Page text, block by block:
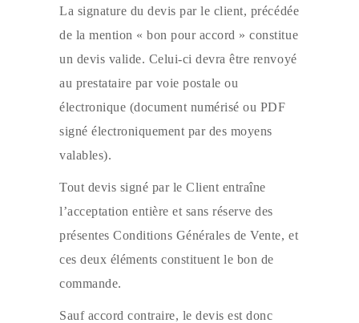
La signature du devis par le client, précédée
de la mention « bon pour accord » constitue
un devis valide. Celui-ci devra être renvoyé
au prestataire par voie postale ou
électronique (document numérisé ou PDF
signé électroniquement par des moyens
valables).
Tout devis signé par le Client entraîne
l’acceptation entière et sans réserve des
présentes Conditions Générales de Vente, et
ces deux éléments constituent le bon de
commande.
Sauf accord contraire, le devis est donc